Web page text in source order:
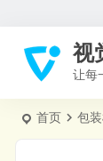
视
让每
首页 包